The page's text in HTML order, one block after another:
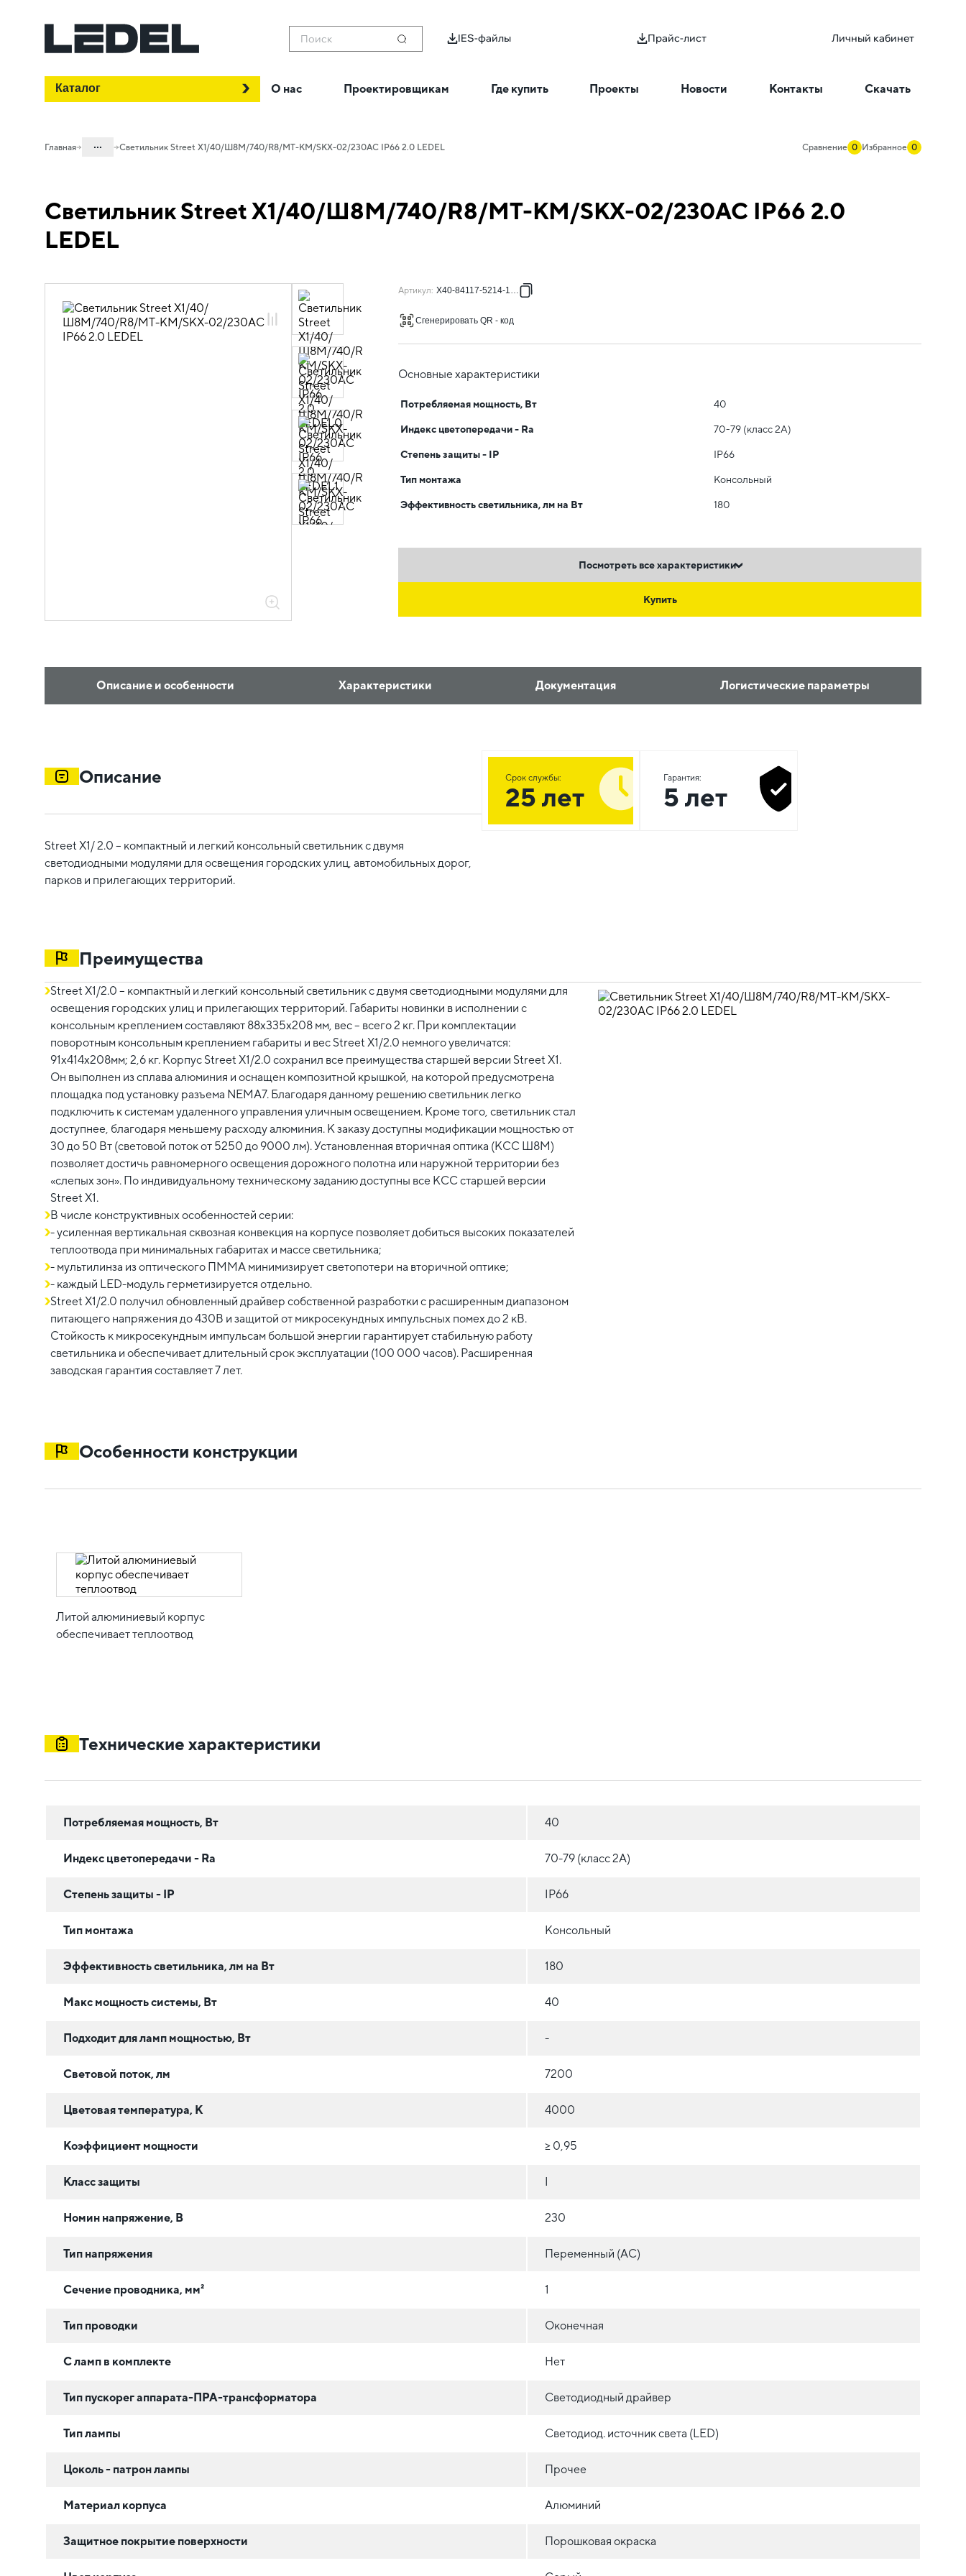
Поиск IES-файлы Прайс-лист Личный кабинет
Каталог О нас Проектировщикам Где купить Проекты Новости Контакты Скачать
Главная ...
Проектное освещение LEDEL
освещения
Street X1 2.0
Светильник Street X1/40/Ш8M/740/R8/MT-КМ/SKX-02/230AC IP66 2.0 LEDEL Сравнение 0 Избранное 0
Светильник Street X1/40/Ш8M/740/R8/MT-КМ/SKX-02/230AC IP66 2.0
LEDEL
Артикул: X40-84117-5214-1281
Сгенерировать QR - код
Основные характеристики
Потребляемая мощность, Вт 40
Индекс цветопередачи - Ra 70-79 (класс 2A)
Степень защиты - IP IP66
Тип монтажа Консольный
Эффективность светильника, лм на Вт 180
Посмотреть все характеристики
Купить
Описание и особенности Характеристики Документация Логистические параметры
Описание
Street X1/ 2.0 – компактный и легкий консольный светильник с двумя
светодиодными модулями для освещения городских улиц, автомобильных дорог,
парков и прилегающих территорий.
Срок службы:
25 лет
Гарантия:
5 лет
Преимущества
Street X1/2.0 – компактный и легкий консольный светильник с двумя светодиодными модулями для
освещения городских улиц и прилегающих территорий. Габариты новинки в исполнении с
консольным креплением составляют 88х335х208 мм, вес – всего 2 кг. При комплектации
поворотным консольным креплением габариты и вес Street X1/2.0 немного увеличатся:
91х414х208мм; 2,6 кг. Корпус Street X1/2.0 сохранил все преимущества старшей версии Street X1.
Он выполнен из сплава алюминия и оснащен композитной крышкой, на которой предусмотрена
площадка под установку разъема NEMA7. Благодаря данному решению светильник легко
подключить к системам удаленного управления уличным освещением. Кроме того, светильник стал
доступнее, благодаря меньшему расходу алюминия. К заказу доступны модификации мощностью от
30 до 50 Вт (световой поток от 5250 до 9000 лм). Установленная вторичная оптика (КСС Ш8M)
позволяет достичь равномерного освещения дорожного полотна или наружной территории без
«слепых зон». По индивидуальному техническому заданию доступны все КСС старшей версии
Street X1.
В числе конструктивных особенностей серии:
- усиленная вертикальная сквозная конвекция на корпусе позволяет добиться высоких показателей
теплоотвода при минимальных габаритах и массе светильника;
- мультилинза из оптического ПММА минимизирует светопотери на вторичной оптике;
- каждый LED-модуль герметизируется отдельно.
Street X1/2.0 получил обновленный драйвер собственной разработки с расширенным диапазоном
питающего напряжения до 430В и защитой от микросекундных импульсных помех до 2 кВ.
Стойкость к микросекундным импульсам большой энергии гарантирует стабильную работу
светильника и обеспечивает длительный срок эксплуатации (100 000 часов). Расширенная
заводская гарантия составляет 7 лет.
Особенности конструкции
Литой алюминиевый корпус
обеспечивает теплоотвод
Технические характеристики
Потребляемая мощность, Вт 40
Индекс цветопередачи - Ra 70-79 (класс 2A)
Степень защиты - IP IP66
Тип монтажа Консольный
Эффективность светильника, лм на Вт 180
Макс мощность системы, Вт 40
Подходит для ламп мощностью, Вт -
Световой поток, лм 7200
Цветовая температура, К 4000
Коэффициент мощности ≥ 0,95
Класс защиты
Номин напряжение, В 230
Тип напряжения Переменный (AC)
Сечение проводника, мм² 1
Тип проводки Оконечная
С ламп в комплекте Нет
Тип пускорег аппарата-ПРА-трансформатора Светодиодный драйвер
Тип лампы Светодиод. источник света (LED)
Цоколь - патрон лампы Прочее
Материал корпуса Алюминий
Защитное покрытие поверхности Порошковая окраска